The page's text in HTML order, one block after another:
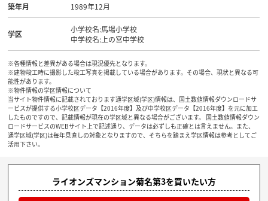
築年月 1989年12月
学区
小学校名:馬場小学校
中学校名:上の宮中学校
※各種情報と差異がある場合は現況優先となります。
※建物竣工時に撮影した竣工写真を掲載している場合があります。その場合、現状と異なる可
能性があります。
※物件情報の学区情報について
当サイト物件情報に記載されております通学区域(学区)情報は、国土数値情報ダウンロードサ
ービスが提供する小学校区データ【2016年度】及び中学校区データ【2016年度】を元に加工
したものですので、記載情報が現在の学区域と異なる場合がございます。 国土数値情報ダウン
ロードサービスのWEBサイト上で記述通り、データは必ずしも正確とは言えません。また、
通学区域(学区)は毎年見直しの対象となりますので、そちらを踏まえ学区情報は参考としてご
活用下さい。
ライオンズマンション菊名第3を買いたい方